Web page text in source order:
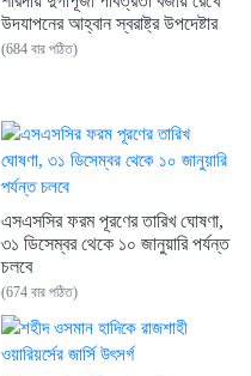
উদযাপনের আহ্বান স্বরাষ্ট্র উপদেষ্টার
(684 বার পঠিত)
এসএসসির ফরম পূরণের তারিখ ঘোষণা,
৩১ ডিসেম্বর থেকে ১০ জানুয়ারি পর্যন্ত
চলবে
(674 বার পঠিত)